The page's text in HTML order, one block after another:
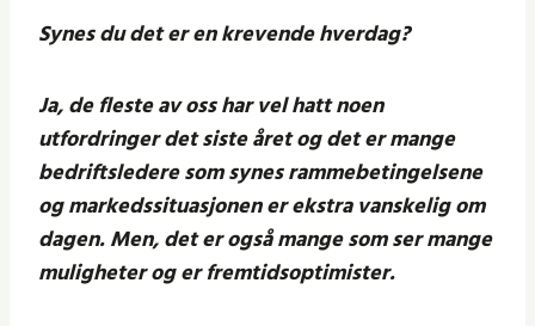
Synes du det er en krevende hverdag?
Ja, de fleste av oss har vel hatt noen
utfordringer det siste året og det er mange
bedriftsledere som synes rammebetingelsene
og markedssituasjonen er ekstra vanskelig om
dagen. Men, det er også mange som ser mange
muligheter og er fremtidsoptimister.